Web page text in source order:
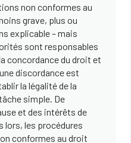
non conformes au
grave, plus ou
explicable – mais
sont responsables
concordance du droit et
discordance est
la légalité de la
simple. De
et des intérêts de
lors, les procédures
conformes au droit